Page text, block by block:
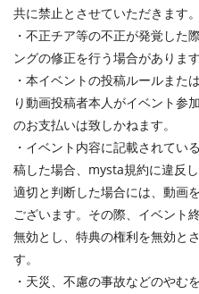
共に禁止とさせていただきます。
・不正チア等の不正が発覚した
ングの修正を行う場合があります
・本イベントの投稿ルールまた
り動画投稿者本人がイベント参
のお支払いは致しかねます。
・イベント内容に記載されてい
稿した場合、mysta規約に違反
適切と判断した場合には、動画
ございます。その際、イベント
無効とし、特典の権利を無効と
す。
・天災、不慮の事故などのやむ